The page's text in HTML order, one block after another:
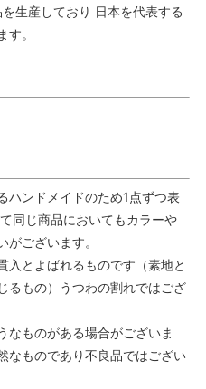
生産しており 日本を代表する
。
ハンドメイドのため1点ずつ表
同じ商品においてもカラーや
ございます。
入とよばれるものです（素地と
るもの）うつわの割れではござ
なものがある場合がございま
なものであり不良品ではござい